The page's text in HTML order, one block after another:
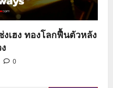
เฮง ทองโลกฟื้นตัวหลัง
0